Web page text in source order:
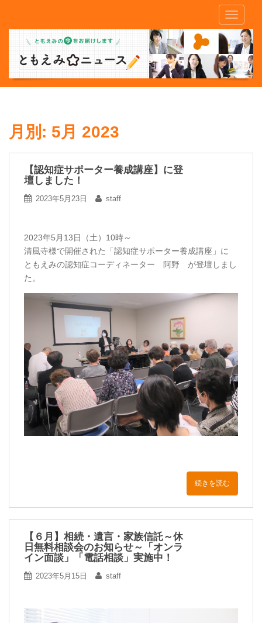
m
月別: 5月 2023
【認知症サポーター養成講座】に登
壇しました！
2023年5月23日 staff
2023年5月13日（土）10時～
清風寺様で開催された「認知症サポーター養成講座」に
ともえみの認知症コーディネーター 阿野 が登壇しまし
た。
続きを読む
【６月】相続・遺言・家族信託～休
日無料相談会のお知らせ～「オンラ
イン面談」「電話相談」実施中！
2023年5月15日 staff